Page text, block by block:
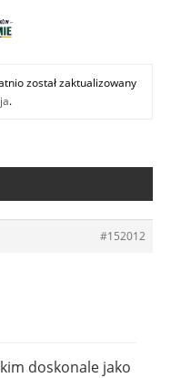
został zaktualizowany
.
#152012
doskonale jako